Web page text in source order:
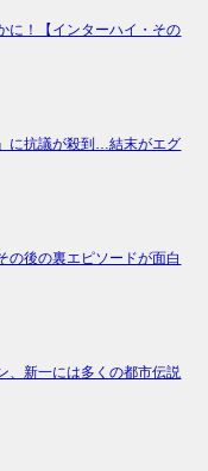
に！【インターハイ・その
に抗議が殺到…結末がエグ
の後の裏エピソードが面白
、新一には多くの都市伝説